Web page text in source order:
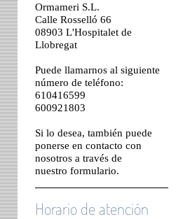
Ormameri S.L.
Calle Rosselló 66
08903 L'Hospitalet de
Llobregat
Puede llamarnos al siguiente
número de teléfono:
610416599
600921803
Si lo desea, también puede
ponerse en contacto con
nosotros a través de
nuestro formulario.
Horario de atención